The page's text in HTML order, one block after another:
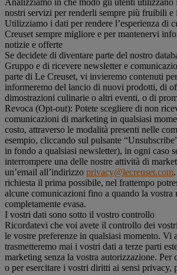
nostri servizi per renderli sempre più fruibili e
Utilizziamo i dati per rendere l’esperienza di
Creuset sempre migliore e per mantenervi
notizie e offerte
Se decidete di diventare parte del nostro
Gruppo e di ricevere newsletter e
parte di Le Creuset, vi invieremo contenuti
informeremo del lancio di nuovi prodotti, di
dimostrazioni culinarie o altri eventi, o di
Revoca (Opt-out): Potete scegliere di non
comunicazioni di marketing in qualsiasi
costo, attraverso le modalità presenti nelle
esempio, cliccando sul pulsante
in fondo a qualsiasi newsletter), in ogni caso
interrompere una delle nostre attività di
un’email all’indirizzo privacy@lecreuset.com
richiesta il prima possibile, nel frattempo
alcune comunicazioni fino a quando la vostra
completamente evasa.
I vostri dati sono sotto il vostro controllo
Ricordatevi che voi avete il controllo dei
le vostre preferenze in qualsiasi momento. Vi
trasmetteremo mai i vostri dati a terze parti
marketing senza la vostra autorizzazione. Per
o per esercitare i vostri diritti ai sensi privacy,